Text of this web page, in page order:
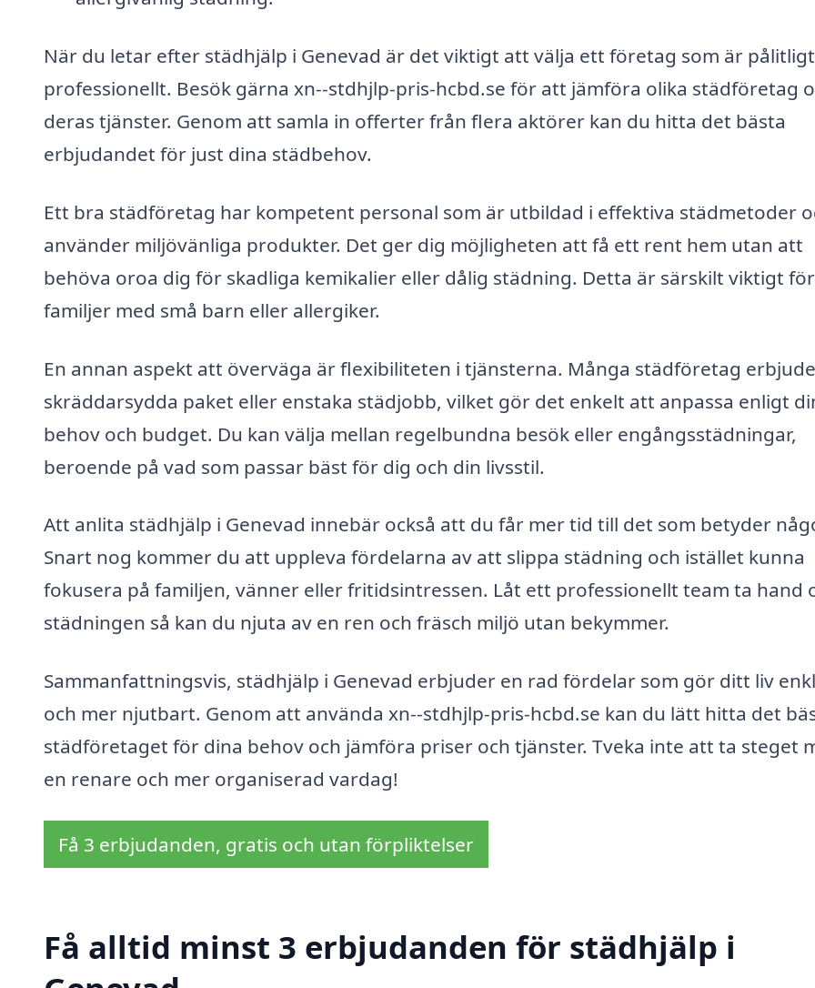
När du letar efter städhjälp i Genevad är det viktigt att välja ett företag som är
professionellt. Besök gärna xn--stdhjlp-pris-hcbd.se för att jämföra olika städföretag
deras tjänster. Genom att samla in offerter från flera aktörer kan du hitta det bästa
erbjudandet för just dina städbehov.
Ett bra städföretag har kompetent personal som är utbildad i effektiva städmetoder
använder miljövänliga produkter. Det ger dig möjligheten att få ett rent hem utan att
behöva oroa dig för skadliga kemikalier eller dålig städning. Detta är särskilt viktigt för
familjer med små barn eller allergiker.
En annan aspekt att överväga är flexibiliteten i tjänsterna. Många städföretag
skräddarsydda paket eller enstaka städjobb, vilket gör det enkelt att anpassa enligt
behov och budget. Du kan välja mellan regelbundna besök eller engångsstädningar,
beroende på vad som passar bäst för dig och din livsstil.
Att anlita städhjälp i Genevad innebär också att du får mer tid till det som betyder
Snart nog kommer du att uppleva fördelarna av att slippa städning och istället kunna
fokusera på familjen, vänner eller fritidsintressen. Låt ett professionellt team ta hand
städningen så kan du njuta av en ren och fräsch miljö utan bekymmer.
Sammanfattningsvis, städhjälp i Genevad erbjuder en rad fördelar som gör ditt liv
och mer njutbart. Genom att använda xn--stdhjlp-pris-hcbd.se kan du lätt hitta det
städföretaget för dina behov och jämföra priser och tjänster. Tveka inte att ta steget
en renare och mer organiserad vardag!
Få 3 erbjudanden, gratis och utan förpliktelser
Få alltid minst 3 erbjudanden för städhjälp i